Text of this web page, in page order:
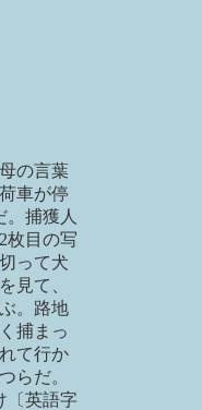
の言葉
車が停
捕獲人
枚目の写
って犬
見て、
。路地
捕まっ
て行か
らだ。
〔英語字